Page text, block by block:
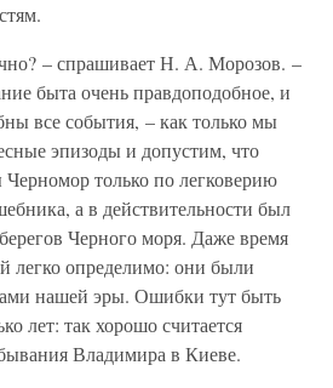
– спрашивает Н. А. Морозов. –
быта очень правдоподобное, и
все события, – как только мы
эпизоды и допустим, что
только по легковерию
а в действительности был
Черного моря. Даже время
легко определимо: они были
нашей эры. Ошибки тут быть
лет: так хорошо считается
Владимира в Киеве.